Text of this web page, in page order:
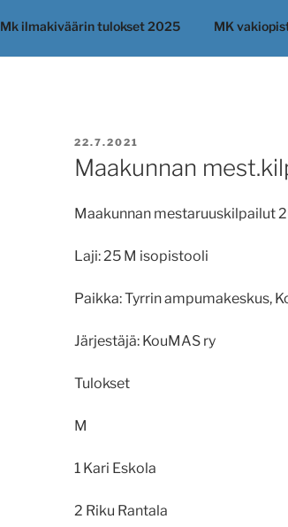
Mk ilmakiväärin tulokset 2025 MK
JULKAISTU
22.7.2021
Maakunnan
Maakunnan mestaruuskilpailut
Laji: 25 M isopistooli
Paikka: Tyrrin ampumakeskus,
Järjestäjä: KouMAS ry
Tulokset
M
1 Kari Eskola
2 Riku Rantala